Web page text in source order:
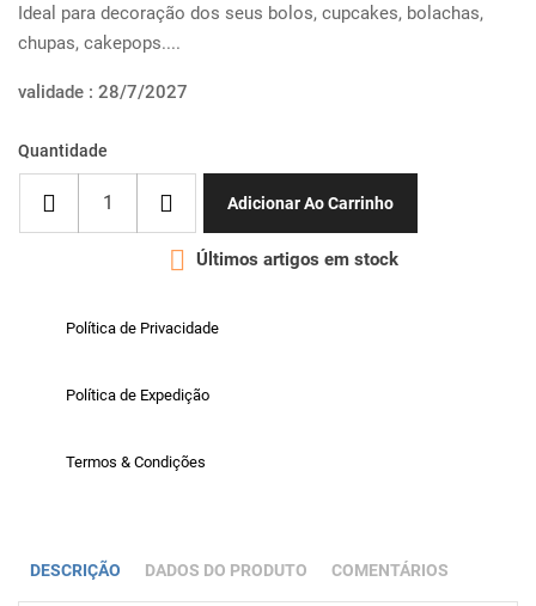
Ideal para decoração dos seus bolos, cupcakes, bolachas,
chupas, cakepops....
validade : 28/7/2027
Quantidade
Adicionar Ao Carrinho
 Últimos artigos em stock
Política de Privacidade
Política de Expedição
Termos & Condições
DESCRIÇÃO DADOS DO PRODUTO COMENTÁRIOS